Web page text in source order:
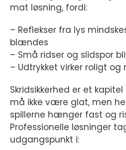
mat løsning, fordi:
– Reflekser fra lys
blændes
– Små ridser og slidspor
– Udtrykket virker roligt og
Skridsikkerhed er et
må ikke være glat, men
spillerne hænger fast og
Professionelle løsninger
udgangspunkt i: